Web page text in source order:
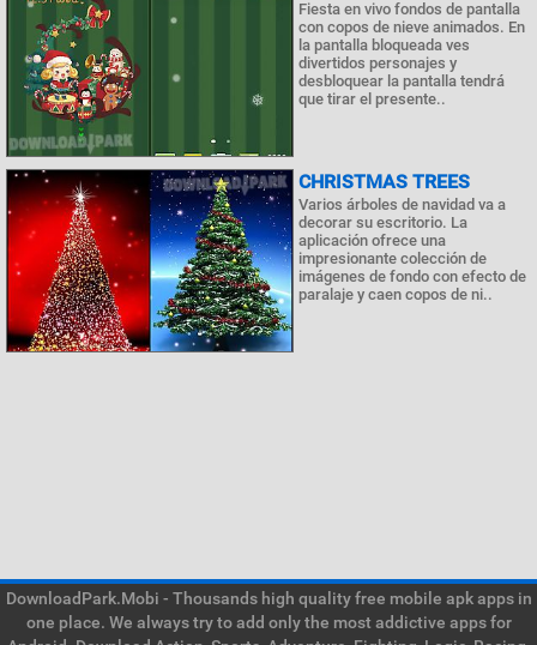
Fiesta en vivo fondos de pantalla
con copos de nieve animados. En
la pantalla bloqueada ves
divertidos personajes y
desbloquear la pantalla tendrá
que tirar el presente..
CHRISTMAS TREES
Varios árboles de navidad va a
decorar su escritorio. La
aplicación ofrece una
impresionante colección de
imágenes de fondo con efecto de
paralaje y caen copos de ni..
DownloadPark.Mobi - Thousands high quality free mobile apk apps in
one place. We always try to add only the most addictive apps for